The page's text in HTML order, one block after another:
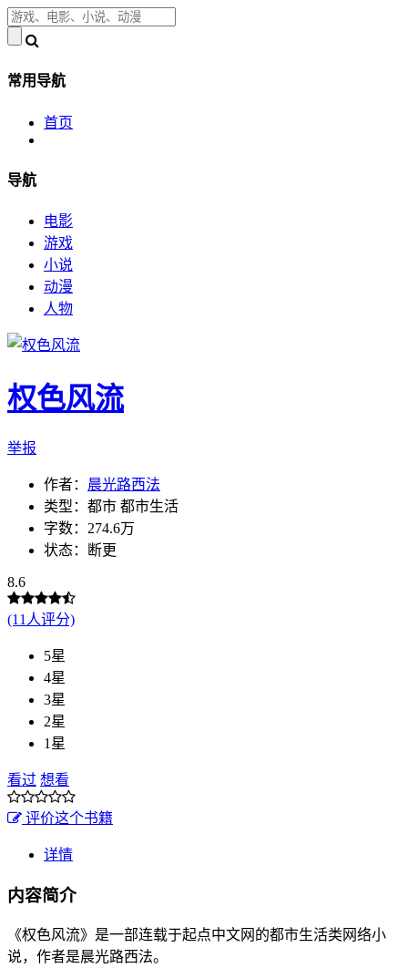
常用导航
首页
导航
电影
游戏
小说
动漫
人物
权色风流
举报
作者： 晨光路西法
类型：都市 都市生活
字数：274.6万
状态：断更
8.6
(11人评分)
5星
4星
3星
2星
1星
看过 想看
评价这个书籍
详情
内容简介
《权色风流》是一部连载于起点中文网的都市生活类网络小
说，作者是晨光路西法。